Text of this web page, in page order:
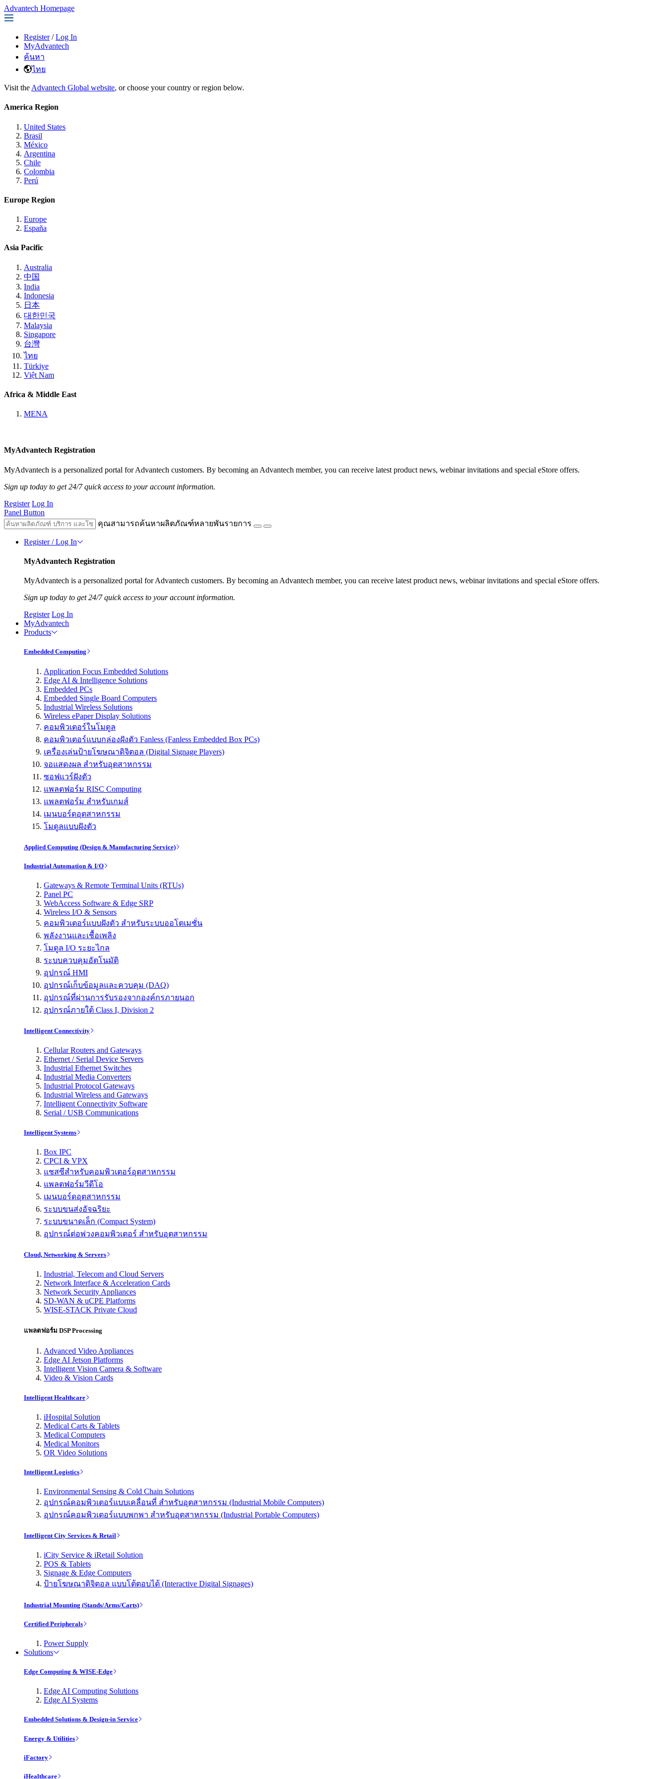
Advantech Homepage
Register / Log In
MyAdvantech
ค้นหา
ไทย
Visit the Advantech Global website, or choose your country or region below.
America Region
United States
Brasil
México
Argentina
Chile
Colombia
Perú
Europe Region
Europe
España
Asia Pacific
Australia
中国
India
Indonesia
日本
대한민국
Malaysia
Singapore
台灣
ไทย
Türkiye
Việt Nam
Africa & Middle East
MENA
MyAdvantech Registration
MyAdvantech is a personalized portal for Advantech customers. By becoming an Advantech member, you can receive latest product news, webinar invitations and special eStore offers.
Sign up today to get 24/7 quick access to your account information.
Register Log In
Panel Button
คุณสามารถค้นหาผลิตภัณฑ์หลายพันรายการ
Register / Log In
MyAdvantech Registration
MyAdvantech is a personalized portal for Advantech customers. By becoming an Advantech member, you can receive latest product news, webinar invitations and special eStore offers.
Sign up today to get 24/7 quick access to your account information.
Register Log In
MyAdvantech
Products
Embedded Computing
Application Focus Embedded Solutions
Edge AI & Intelligence Solutions
Embedded PCs
Embedded Single Board Computers
Industrial Wireless Solutions
Wireless ePaper Display Solutions
คอมพิวเตอร์ในโมดูล
คอมพิวเตอร์แบบกล่องฝังตัว Fanless (Fanless Embedded Box PCs)
เครื่องเล่นป้ายโฆษณาดิจิตอล (Digital Signage Players)
จอแสดงผล สำหรับอุตสาหกรรม
ซอฟแวร์ฝังตัว
แพลตฟอร์ม RISC Computing
แพลตฟอร์ม สำหรับเกมส์
เมนบอร์ดอุตสาหกรรม
โมดูลแบบฝังตัว
Applied Computing (Design & Manufacturing Service)
Industrial Automation & I/O
Gateways & Remote Terminal Units (RTUs)
Panel PC
WebAccess Software & Edge SRP
Wireless I/O & Sensors
คอมพิวเตอร์แบบฝังตัว สำหรับระบบออโตเมชั่น
พลังงานและเชื้อเพลิง
โมดูล I/O ระยะไกล
ระบบควบคุมอัตโนมัติ
อุปกรณ์ HMI
อุปกรณ์เก็บข้อมูลและควบคุม (DAQ)
อุปกรณ์ที่ผ่านการรับรองจากองค์กรภายนอก
อุปกรณ์ภายใต้ Class I, Division 2
Intelligent Connectivity
Cellular Routers and Gateways
Ethernet / Serial Device Servers
Industrial Ethernet Switches
Industrial Media Converters
Industrial Protocol Gateways
Industrial Wireless and Gateways
Intelligent Connectivity Software
Serial / USB Communications
Intelligent Systems
Box IPC
CPCI & VPX
แชสซีสำหรับคอมพิวเตอร์อุตสาหกรรม
แพลตฟอร์มวีดีโอ
เมนบอร์ดอุตสาหกรรม
ระบบขนส่งอัจฉริยะ
ระบบขนาดเล็ก (Compact System)
อุปกรณ์ต่อพ่วงคอมพิวเตอร์ สำหรับอุตสาหกรรม
Cloud, Networking & Servers
Industrial, Telecom and Cloud Servers
Network Interface & Acceleration Cards
Network Security Appliances
SD-WAN & uCPE Platforms
WISE-STACK Private Cloud
แพลตฟอร์ม DSP Processing
Advanced Video Appliances
Edge AI Jetson Platforms
Intelligent Vision Camera & Software
Video & Vision Cards
Intelligent Healthcare
iHospital Solution
Medical Carts & Tablets
Medical Computers
Medical Monitors
OR Video Solutions
Intelligent Logistics
Environmental Sensing & Cold Chain Solutions
อุปกรณ์คอมพิวเตอร์แบบเคลื่อนที่ สำหรับอุตสาหกรรม (Industrial Mobile Computers)
อุปกรณ์คอมพิวเตอร์แบบพกพา สำหรับอุตสาหกรรม (Industrial Portable Computers)
Intelligent City Services & Retail
iCity Service & iRetail Solution
POS & Tablets
Signage & Edge Computers
ป้ายโฆษณาดิจิตอล แบบโต้ตอบได้ (Interactive Digital Signages)
Industrial Mounting (Stands/Arms/Carts)
Certified Peripherals
Power Supply
Solutions
Edge Computing & WISE-Edge
Edge AI Computing Solutions
Edge AI Systems
Embedded Solutions & Design-in Service
Energy & Utilities
iFactory
iHealthcare